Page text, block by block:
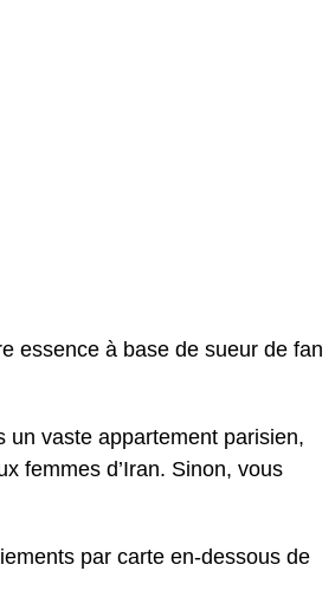
essence à base de sueur de fan
un vaste appartement parisien,
femmes d’Iran. Sinon, vous
par carte en-dessous de